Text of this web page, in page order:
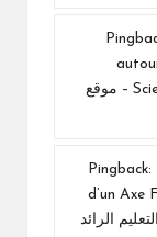
Sciences et Technologies Mécaniques STM – موقع
Pingback:
d’un Axe